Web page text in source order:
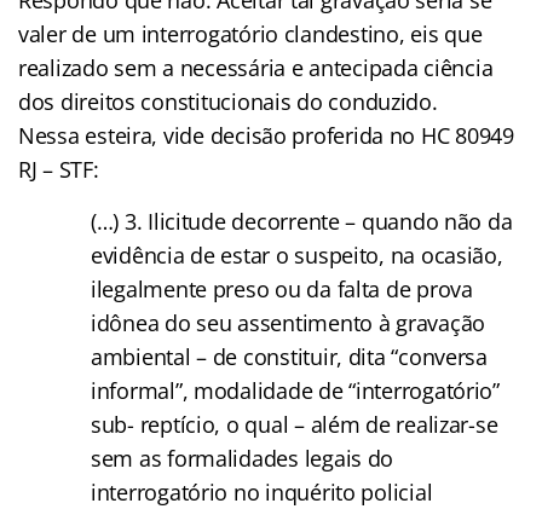
valer de um interrogatório clandestino, eis que
realizado sem a necessária e antecipada ciência
dos direitos constitucionais do conduzido.
Nessa esteira, vide decisão proferida no HC 80949
RJ – STF:
(…) 3. Ilicitude decorrente – quando não da
evidência de estar o suspeito, na ocasião,
ilegalmente preso ou da falta de prova
idônea do seu assentimento à gravação
ambiental – de constituir, dita “conversa
informal”, modalidade de “interrogatório”
sub- reptício, o qual – além de realizar-se
sem as formalidades legais do
interrogatório no inquérito policial